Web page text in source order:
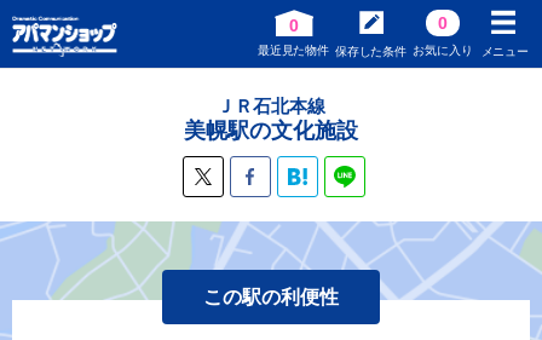
0
最近見た物件 保存した条件
0
お気に入り メニュー
ＪＲ石北本線
美幌駅の文化施設
この駅の利便性